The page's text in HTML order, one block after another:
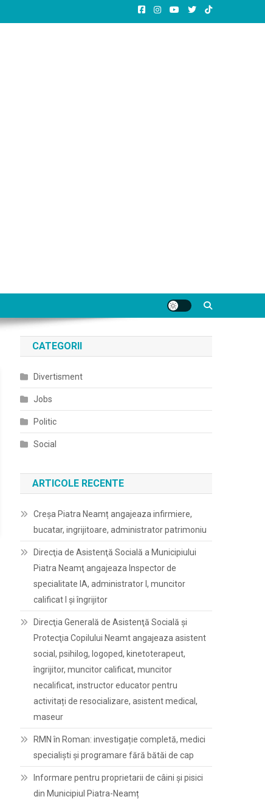
CATEGORII
Divertisment
Jobs
Politic
Social
ARTICOLE RECENTE
Creșa Piatra Neamț angajeaza infirmiere,
bucatar, ingrijitoare, administrator patrimoniu
Direcţia de Asistenţă Socială a Municipiului
Piatra Neamţ angajeaza Inspector de
specialitate IA, administrator I, muncitor
calificat I și îngrijitor
Direcţia Generală de Asistenţă Socială şi
Protecţia Copilului Neamt angajeaza asistent
social, psihilog, logoped, kinetoterapeut,
îngrijitor, muncitor calificat, muncitor
necalificat, instructor educator pentru
activitați de resocializare, asistent medical,
maseur
RMN în Roman: investigație completă, medici
specialiști și programare fără bătăi de cap
Informare pentru proprietarii de câini și pisici
din Municipiul Piatra-Neamț